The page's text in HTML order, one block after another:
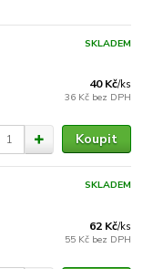
40 Kč/ks
36 Kč bez DPH
SKLADEM
Koupit
62 Kč/ks
55 Kč bez DPH
SKLADEM